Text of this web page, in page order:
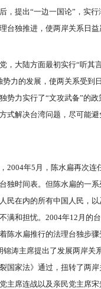
，提出“一边一国论”，实行
台独推进，使两岸关系日益
，大陆方面最初实行“听其
势力的发展，使两关系受到
势力实行了“文攻武备”的
式解决台湾问题，尽可能
2004年5月，陈水扁再次连
独时间表。但陈水扁的一系
民在内的所有中国人民，
满和担忧。2004年12月的
陈水扁推行的法理台独步
锦涛主席提出了发展两岸关
国家法》通过，扭转了两岸
主席连战以及亲民党主席宋